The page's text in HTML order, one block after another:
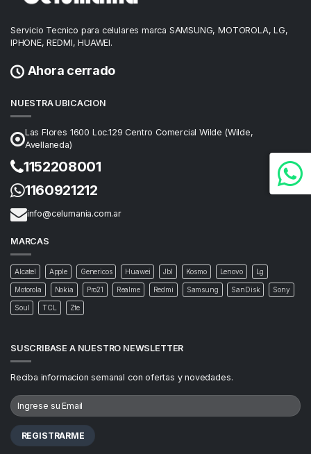
Servicio Tecnico para celulares marca SAMSUNG, MOTOROLA, LG,
IPHONE, REDMI, HUAWEI.
Ahora cerrado
NUESTRA UBICACION
Las Flores 1600 Loc.129 Centro Comercial Wilde (Wilde,
Avellaneda)
1152208001
1160921212
info@celumania.com.ar
MARCAS
Alcatel Apple Genericos Huawei Jbl Kosmo Lenovo Lg
Motorola Nokia Pro21 Realme Redmi Samsung SanDisk Sony
Soul TCL Zte
SUSCRIBASE A NUESTRO NEWSLETTER
Reciba informacion semanal con ofertas y novedades.